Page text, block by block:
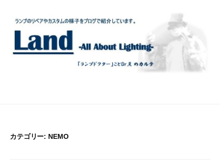
カテゴリー: NEMO